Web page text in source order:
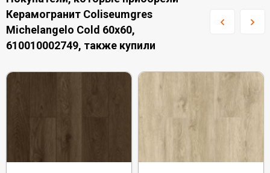
Керамогранит Coliseumgres
Michelangelo Cold 60x60,
610010002749, также купили